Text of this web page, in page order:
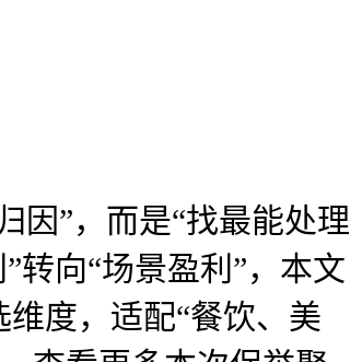
”，而是“找最能处理
转向“场景盈利”，本文
度，适配“餐饮、美